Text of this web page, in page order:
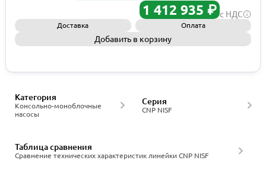
1 412 935 ₽ с НДС
Доставка Оплата
Добавить в корзину
Консольно-моноблочные
насосы
Категория
CNP NISF
Серия
Сравнение технических характеристик линейки CNP NISF
Таблица сравнения